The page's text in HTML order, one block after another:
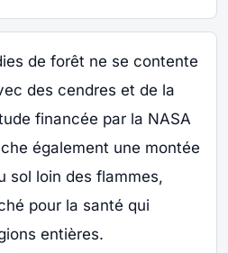
de forêt ne se contente
des cendres et de la
financée par la NASA
également une montée
sol loin des flammes,
pour la santé qui
entières.